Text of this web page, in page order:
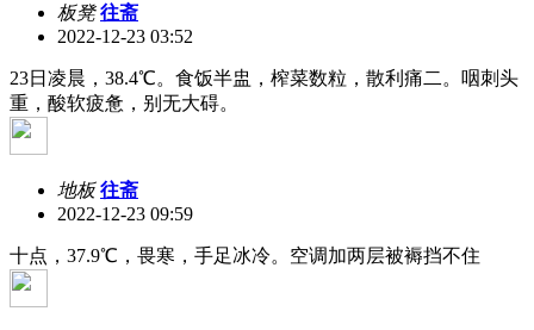
板凳 往斋
2022-12-23 03:52
23日凌晨，38.4℃。食饭半盅，榨菜数粒，散利痛二。咽刺头
重，酸软疲惫，别无大碍。
地板 往斋
2022-12-23 09:59
十点，37.9℃，畏寒，手足冰冷。空调加两层被褥挡不住